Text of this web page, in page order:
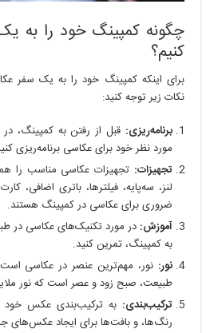
چگونه کمپینگ خود را به
کنیم؟
برای اینکه کمپینگ خود را به یک سفر
نکات زیر توجه کنید:
برنامه‌ریزی: قبل از رفتن به کمپینگ،
مورد نظر خود برای عکاسی برنامه‌ریزی
تجهیزات: تجهیزات عکاسی مناسب را
لنز، سه‌پایه، فیلترها، باتری اضافی،
ضروری برای عکاسی در کمپینگ هستند.
آموزش: در مورد تکنیک‌های عکاسی در
به کمپینگ، تمرین کنید.
نور: نور، مهم‌ترین عنصر در عکاسی
طبیعت، صبح زود و عصر است که نور
ترکیب‌بندی: به ترکیب‌بندی عکس خود
رنگ‌ها، و بافت‌ها برای ایجاد عکس‌های